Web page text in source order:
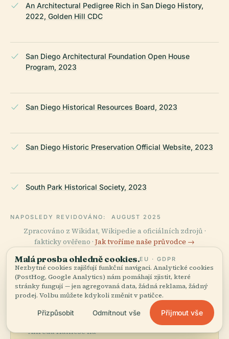
An Architectural Pedigree Rich in San Diego History,
2022, Golden Hill CDC
San Diego Architectural Foundation Open House
Program, 2023
San Diego Historical Resources Board, 2023
San Diego Historic Preservation Official Website, 2023
South Park Historical Society, 2023
NAPOSLEDY REVIDOVÁNO: AUGUST 2025
Zpracováno z Wikidat, Wikipedie a oficiálních zdrojů ·
fakticky ověřeno · Jak tvoříme naše průvodce →
Prozkoumejte
okolí
Podívejte se na Dům
Alfreda Hainese na
Zobrazit mapu
Malá prosba ohledně cookies.EU · GDPR
Nezbytné cookies zajišťují funkční navigaci. Analytické cookies
(PostHog, Google Analytics) nám pomáhají zjistit, které
stránky fungují — jen agregovaná data, žádná reklama, žádný
prodej. Volbu můžete kdykoli změnit v patičce.
Přizpůsobit Odmítnout vše Přijmout vše